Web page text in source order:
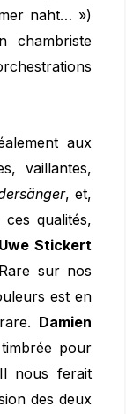
naht… »)
chambriste
aux
vaillantes,
, et,
qualités,
Uwe Stickert
sur nos
est en
Damien
pour
nous ferait
des deux